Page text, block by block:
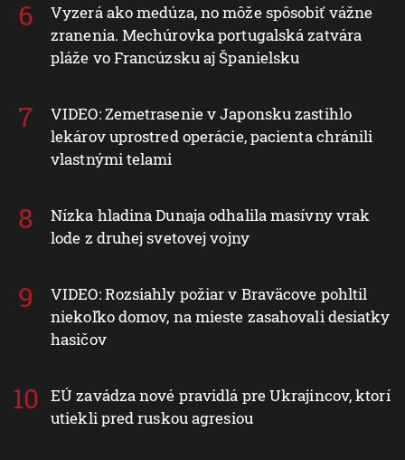
Vyzerá ako medúza, no môže spôsobiť vážne
zranenia. Mechúrovka portugalská zatvára
pláže vo Francúzsku aj Španielsku
VIDEO: Zemetrasenie v Japonsku zastihlo
lekárov uprostred operácie, pacienta chránili
vlastnými telami
Nízka hladina Dunaja odhalila masívny vrak
lode z druhej svetovej vojny
VIDEO: Rozsiahly požiar v Braväcove pohltil
niekoľko domov, na mieste zasahovali desiatky
hasičov
EÚ zavádza nové pravidlá pre Ukrajincov, ktorí
utiekli pred ruskou agresiou